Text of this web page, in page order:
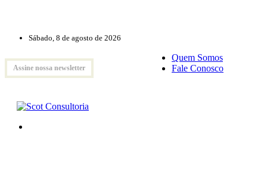
Sábado, 8 de agosto de 2026
Assine nossa newsletter
Quem Somos
Fale Conosco